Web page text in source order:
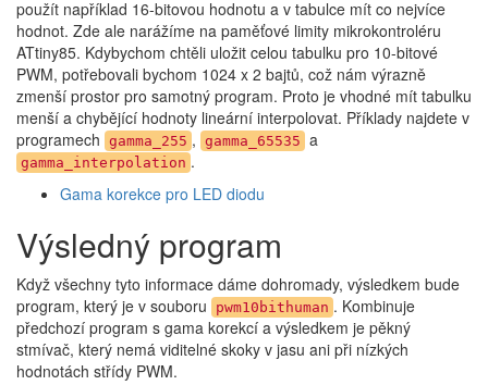
použít například 16-bitovou hodnotu a v tabulce mít co nejvíce
hodnot. Zde ale narážíme na paměťové limity mikrokontroléru
ATtiny85. Kdybychom chtěli uložit celou tabulku pro 10-bitové
PWM, potřebovali bychom 1024 x 2 bajtů, což nám výrazně
zmenší prostor pro samotný program. Proto je vhodné mít tabulku
menší a chybějící hodnoty lineární interpolovat. Příklady najdete v
programech gamma_255 , gamma_65535 a
gamma_interpolation .
Gama korekce pro LED diodu
Výsledný program
Když všechny tyto informace dáme dohromady, výsledkem bude
program, který je v souboru
pwm10bithuman . Kombinuje
předchozí program s gama korekcí a výsledkem je pěkný
stmívač, který nemá viditelné skoky v jasu ani při nízkých
hodnotách střídy PWM.